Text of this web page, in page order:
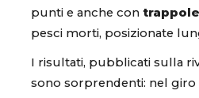
punti e anche con trappole
pesci morti, posizionate
I risultati, pubblicati sulla
sono sorprendenti: nel